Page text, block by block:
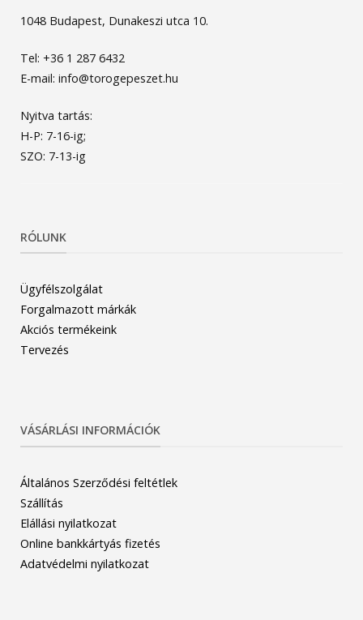
1048 Budapest, Dunakeszi utca 10.
Tel: +36 1 287 6432
E-mail: info@torogepeszet.hu
Nyitva tartás:
H-P: 7-16-ig;
SZO: 7-13-ig
RÓLUNK
Ügyfélszolgálat
Forgalmazott márkák
Akciós termékeink
Tervezés
VÁSÁRLÁSI INFORMÁCIÓK
Általános Szerződési feltétlek
Szállítás
Elállási nyilatkozat
Online bankkártyás fizetés
Adatvédelmi nyilatkozat